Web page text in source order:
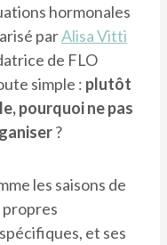
hormonales
parAlisa Vitti
de FLO
simple : plutôt
pourquoi ne pas
?
les saisons de
propres
et ses